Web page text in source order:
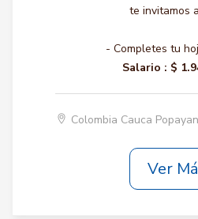
te invitamos
- Completes tu
Salario : $
Colombia Cauca Popayan
Ver